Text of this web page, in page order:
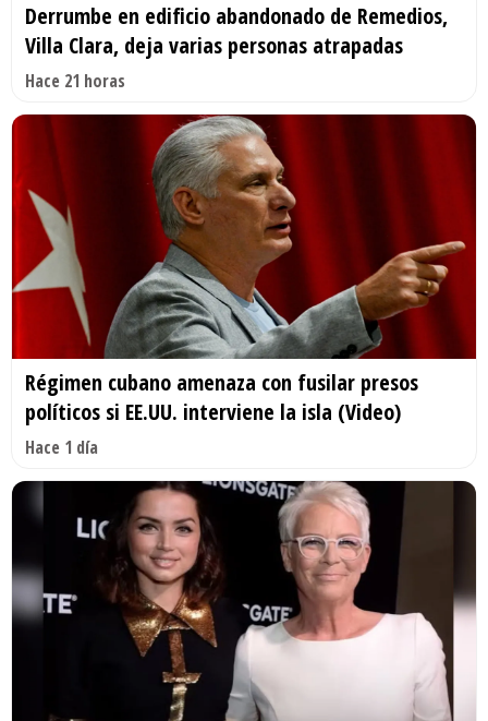
Derrumbe en edificio abandonado de Remedios,
Villa Clara, deja varias personas atrapadas
Hace 21 horas
Régimen cubano amenaza con fusilar presos
políticos si EE.UU. interviene la isla (Video)
Hace 1 día